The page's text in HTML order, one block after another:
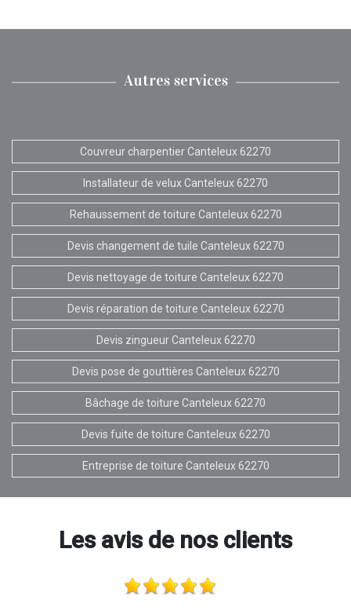
Autres services
Couvreur charpentier Canteleux 62270
Installateur de velux Canteleux 62270
Rehaussement de toiture Canteleux 62270
Devis changement de tuile Canteleux 62270
Devis nettoyage de toiture Canteleux 62270
Devis réparation de toiture Canteleux 62270
Devis zingueur Canteleux 62270
Devis pose de gouttières Canteleux 62270
Bâchage de toiture Canteleux 62270
Devis fuite de toiture Canteleux 62270
Entreprise de toiture Canteleux 62270
Les avis de nos clients